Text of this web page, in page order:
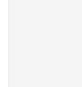
recreativos